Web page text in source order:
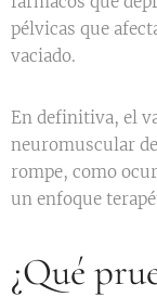
pélvicas que
vaciado.
En definitiva, el
neuromuscular
rompe, como
un enfoque
¿Qué